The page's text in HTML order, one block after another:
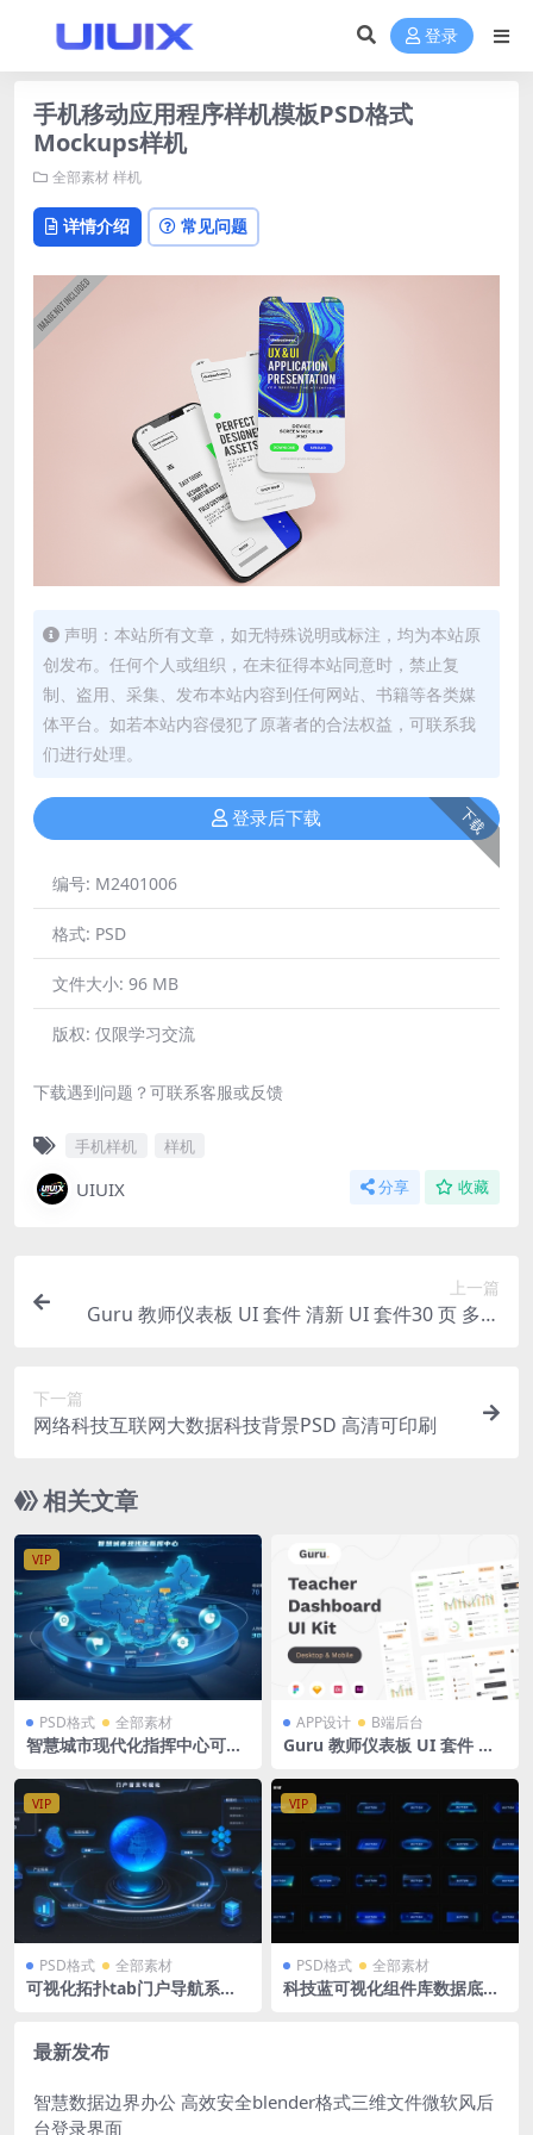
登录
手机移动应用程序样机模板PSD格式
Mockups样机
全部素材 样机
详情介绍 常见问题
声明：本站所有文章，如无特殊说明或标注，均为本站原
创发布。任何个人或组织，在未征得本站同意时，禁止复
制、盗用、采集、发布本站内容到任何网站、书籍等各类媒
体平台。如若本站内容侵犯了原著者的合法权益，可联系我
们进行处理。
下载
登录后下载
编号: M2401006
格式: PSD
文件大小: 96 MB
版权: 仅限学习交流
下载遇到问题？可联系客服或反馈
手机样机 样机
UIUIX 分享 收藏
上一篇
Guru 教师仪表板 UI 套件 清新 UI 套件30 页 多格
下一篇
网络科技互联网大数据科技背景PSD 高清可印刷
相关文章
VIP
PSD格式 全部素材
智慧城市现代化指挥中心可视
80
APP设计 B端后台
Guru 教师仪表板 UI 套件 清
VIP
PSD格式 全部素材
可视化拓扑tab门户导航系统
VIP
PSD格式 全部素材
科技蓝可视化组件库数据底座
最新发布
智慧数据边界办公 高效安全blender格式三维文件微软风后
台登录界面